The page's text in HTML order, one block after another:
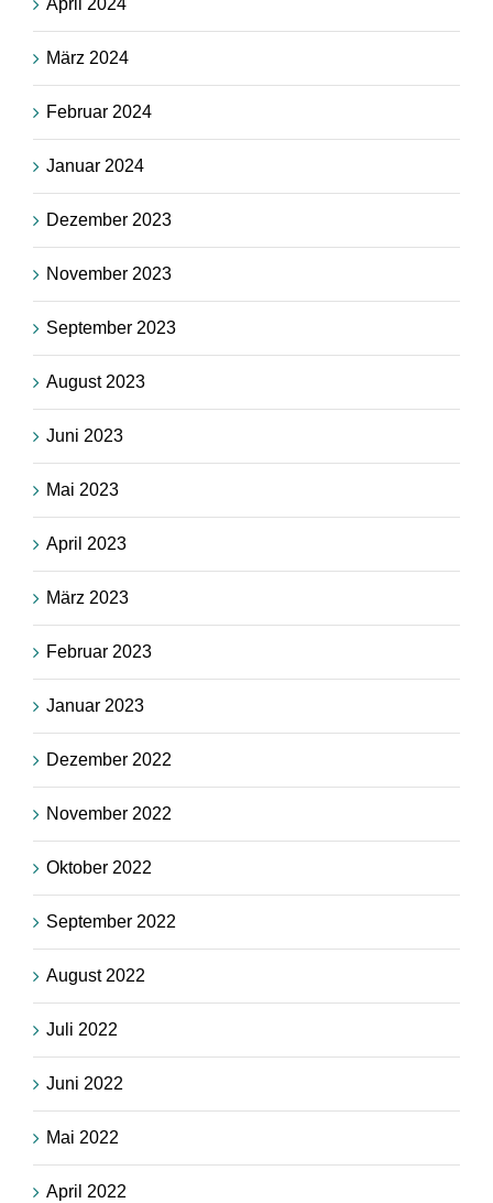
April 2024
März 2024
Februar 2024
Januar 2024
Dezember 2023
November 2023
September 2023
August 2023
Juni 2023
Mai 2023
April 2023
März 2023
Februar 2023
Januar 2023
Dezember 2022
November 2022
Oktober 2022
September 2022
August 2022
Juli 2022
Juni 2022
Mai 2022
April 2022